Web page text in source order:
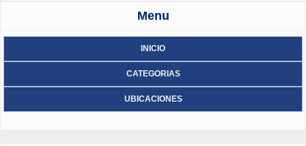
Menu
INICIO
CATEGORIAS
UBICACIONES